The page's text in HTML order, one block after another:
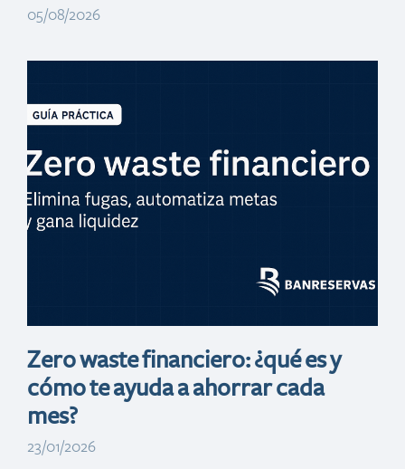
05/08/2026
Día de ofertas
(San Valentin)
Zero waste financiero: ¿qué es y
cómo te ayuda a ahorrar cada
mes?
23/01/2026